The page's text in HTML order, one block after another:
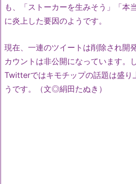
も、「ストーカーを生みそう」「本
に炎上した要因のようです。
現在、一連のツイートは削除され開
カウントは非公開になっています。
Twitterではキモチップの話題は盛り
うです。（文◎絹田たぬき）